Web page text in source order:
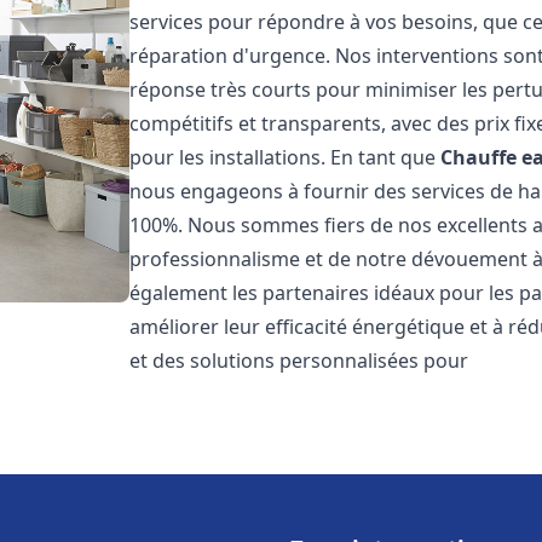
services pour répondre à vos besoins, que
réparation d'urgence. Nos interventions
réponse très courts pour minimiser les
compétitifs et transparents, avec des prix
pour les installations. En tant que Chauffe
nous engageons à fournir des services de
100%. Nous sommes fiers de nos
professionnalisme et de notre dévouement
également les partenaires idéaux pour les
améliorer leur efficacité énergétique et à
et des solutions personnalisées pour